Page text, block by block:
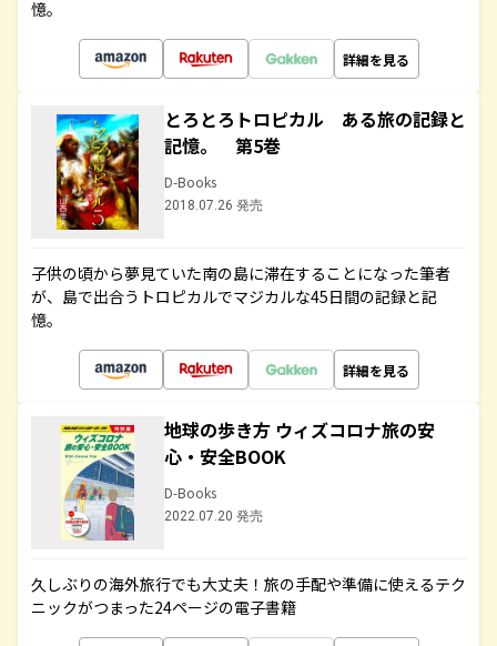
憶。
詳細を見る
とろとろトロピカル ある旅の記録と
記憶。 第5巻
D-Books
2018.07.26 発売
子供の頃から夢見ていた南の島に滞在することになった筆者
が、島で出合うトロピカルでマジカルな45日間の記録と記
憶。
詳細を見る
地球の歩き方 ウィズコロナ旅の安
心・安全BOOK
D-Books
2022.07.20 発売
久しぶりの海外旅行でも大丈夫！旅の手配や準備に使えるテク
ニックがつまった24ページの電子書籍